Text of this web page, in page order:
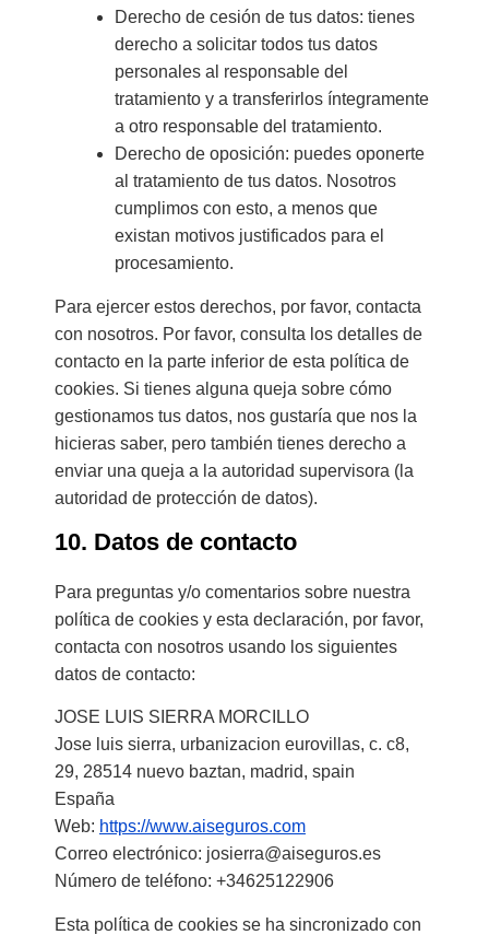
Derecho de cesión de tus datos: tienes
derecho a solicitar todos tus datos
personales al responsable del
tratamiento y a transferirlos íntegramente
a otro responsable del tratamiento.
Derecho de oposición: puedes oponerte
al tratamiento de tus datos. Nosotros
cumplimos con esto, a menos que
existan motivos justificados para el
procesamiento.
Para ejercer estos derechos, por favor, contacta
con nosotros. Por favor, consulta los detalles de
contacto en la parte inferior de esta política de
cookies. Si tienes alguna queja sobre cómo
gestionamos tus datos, nos gustaría que nos la
hicieras saber, pero también tienes derecho a
enviar una queja a la autoridad supervisora (la
autoridad de protección de datos).
10. Datos de contacto
Para preguntas y/o comentarios sobre nuestra
política de cookies y esta declaración, por favor,
contacta con nosotros usando los siguientes
datos de contacto:
JOSE LUIS SIERRA MORCILLO
Jose luis sierra, urbanizacion eurovillas, c. c8,
29, 28514 nuevo baztan, madrid, spain
España
Web: https://www.aiseguros.com
Correo electrónico: josierra@aiseguros.es
Número de teléfono: +34625122906
Esta política de cookies se ha sincronizado con